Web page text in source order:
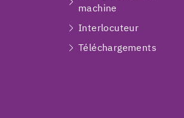
machine
Interlocuteur
Téléchargements